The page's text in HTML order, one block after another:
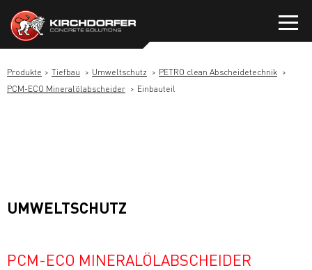
Inhalt
springen
Produkte Tiefbau Umweltschutz
PETRO clean Abscheidetechnik
PCM-ECO Mineralölabscheider
Einbauteil
UMWELTSCHUTZ
PCM-ECO MINERALÖLABSCHEIDER